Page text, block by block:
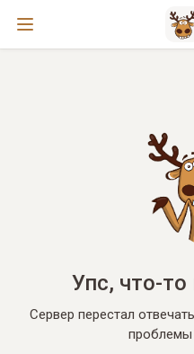
Упс, что-
Сервер перестал
проблемы